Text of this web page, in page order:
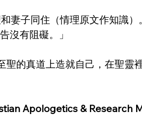
妻子同住（情理原文作知識
沒有阻礙。」
聖的真道上造就自己，在聖
Apologetics & Research